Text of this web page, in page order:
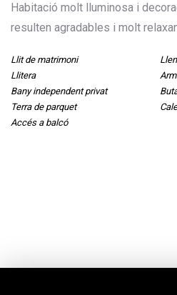
Habitació molt lluminosa i
resulten agradables i molt
Llit de matrimoni
Llitera
Bany independent privat
Terra de parquet
Accés a balcó